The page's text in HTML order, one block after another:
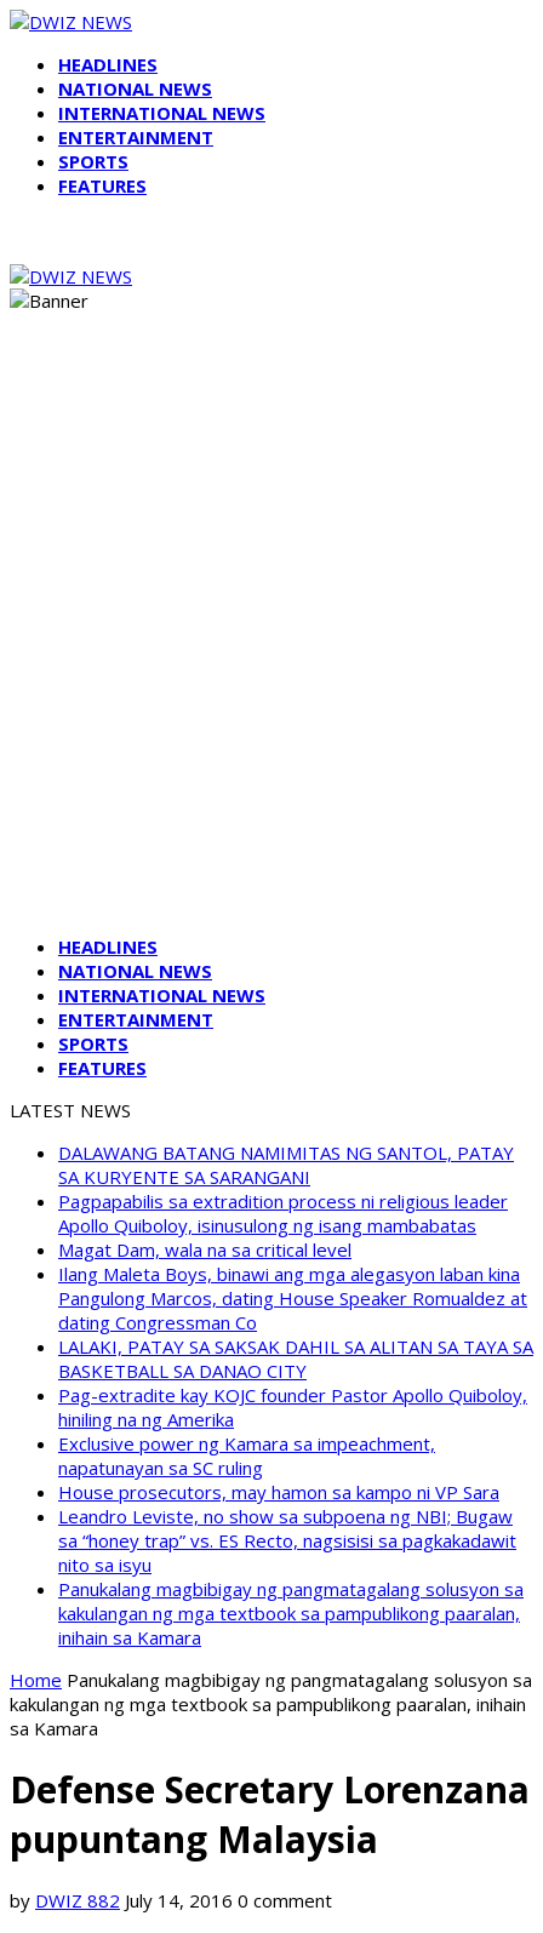
HEADLINES
NATIONAL NEWS
INTERNATIONAL NEWS
ENTERTAINMENT
SPORTS
FEATURES
HEADLINES
NATIONAL NEWS
INTERNATIONAL NEWS
ENTERTAINMENT
SPORTS
FEATURES
LATEST NEWS
DALAWANG BATANG NAMIMITAS NG SANTOL, PATAY
SA KURYENTE SA SARANGANI
Pagpapabilis sa extradition process ni religious leader
Apollo Quiboloy, isinusulong ng isang mambabatas
Magat Dam, wala na sa critical level
Ilang Maleta Boys, binawi ang mga alegasyon laban kina
Pangulong Marcos, dating House Speaker Romualdez at
dating Congressman Co
LALAKI, PATAY SA SAKSAK DAHIL SA ALITAN SA TAYA SA
BASKETBALL SA DANAO CITY
Pag-extradite kay KOJC founder Pastor Apollo Quiboloy,
hiniling na ng Amerika
Exclusive power ng Kamara sa impeachment,
napatunayan sa SC ruling
House prosecutors, may hamon sa kampo ni VP Sara
Leandro Leviste, no show sa subpoena ng NBI; Bugaw
sa “honey trap” vs. ES Recto, nagsisisi sa pagkakadawit
nito sa isyu
Panukalang magbibigay ng pangmatagalang solusyon sa
kakulangan ng mga textbook sa pampublikong paaralan,
inihain sa Kamara
Home Panukalang magbibigay ng pangmatagalang solusyon sa
kakulangan ng mga textbook sa pampublikong paaralan, inihain
sa Kamara
Defense Secretary Lorenzana
pupuntang Malaysia
by DWIZ 882 July 14, 2016 0 comment